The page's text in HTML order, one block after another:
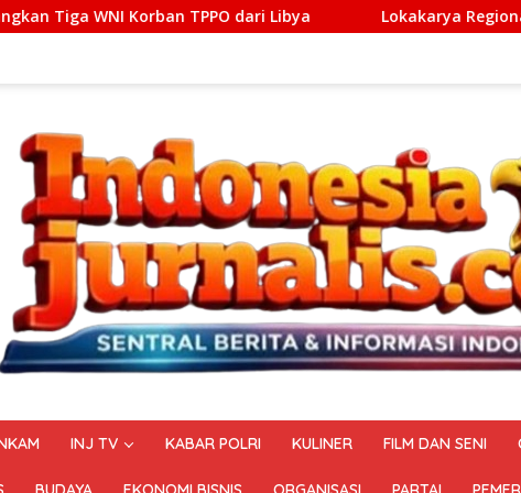
dari Libya Lokakarya Regional Knowledge Sharing of
INJ TV KABAR POLRI KULINER FILM DAN SENI